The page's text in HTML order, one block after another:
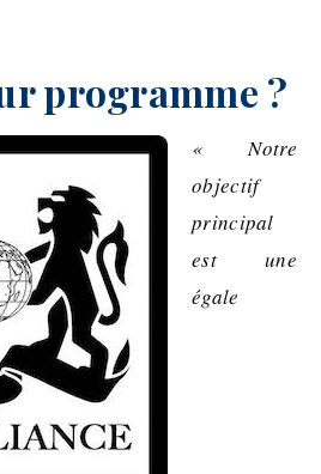
programme ?
« Notre
objectif
principal
est une
égale